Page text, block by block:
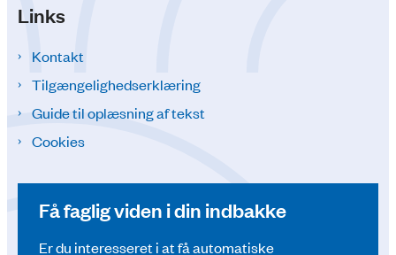
Links
Kontakt
Tilgængelighedserklæring
Guide til oplæsning af tekst
Cookies
Få faglig viden i din indbakke
Er du interesseret i at få automatiske